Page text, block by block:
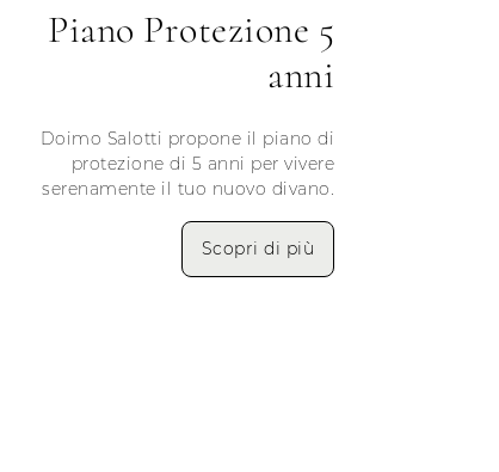
Piano Protezione 5
anni
Doimo Salotti propone il piano di
protezione di 5 anni per vivere
serenamente il tuo nuovo divano.
Scopri di più